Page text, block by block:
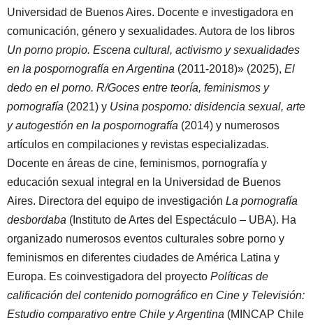
Universidad de Buenos Aires. Docente e investigadora en
comunicación, género y sexualidades. Autora de los libros
Un porno propio. Escena cultural, activismo y sexualidades
en la pospornografía en Argentina (2011-2018)» (2025), El
dedo en el porno. R/Goces entre teoría, feminismos y
pornografía (2021) y Usina posporno: disidencia sexual, arte
y autogestión en la pospornografía (2014) y numerosos
artículos en compilaciones y revistas especializadas.
Docente en áreas de cine, feminismos, pornografía y
educación sexual integral en la Universidad de Buenos
Aires. Directora del equipo de investigación La pornografía
desbordaba (Instituto de Artes del Espectáculo – UBA). Ha
organizado numerosos eventos culturales sobre porno y
feminismos en diferentes ciudades de América Latina y
Europa. Es coinvestigadora del proyecto Políticas de
calificación del contenido pornográfico en Cine y Televisión:
Estudio comparativo entre Chile y Argentina (MINCAP Chile